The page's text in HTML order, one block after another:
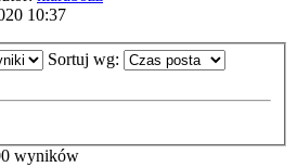
10:37
Sortuj wg:
wyników